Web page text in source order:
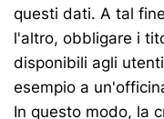
questi dati. A tal
l'altro, obbligare i
disponibili agli
esempio a
In questo modo, la